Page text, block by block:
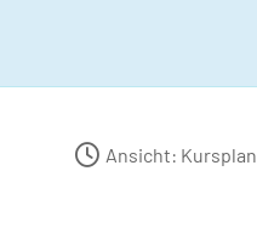
Ansicht: Kursplan